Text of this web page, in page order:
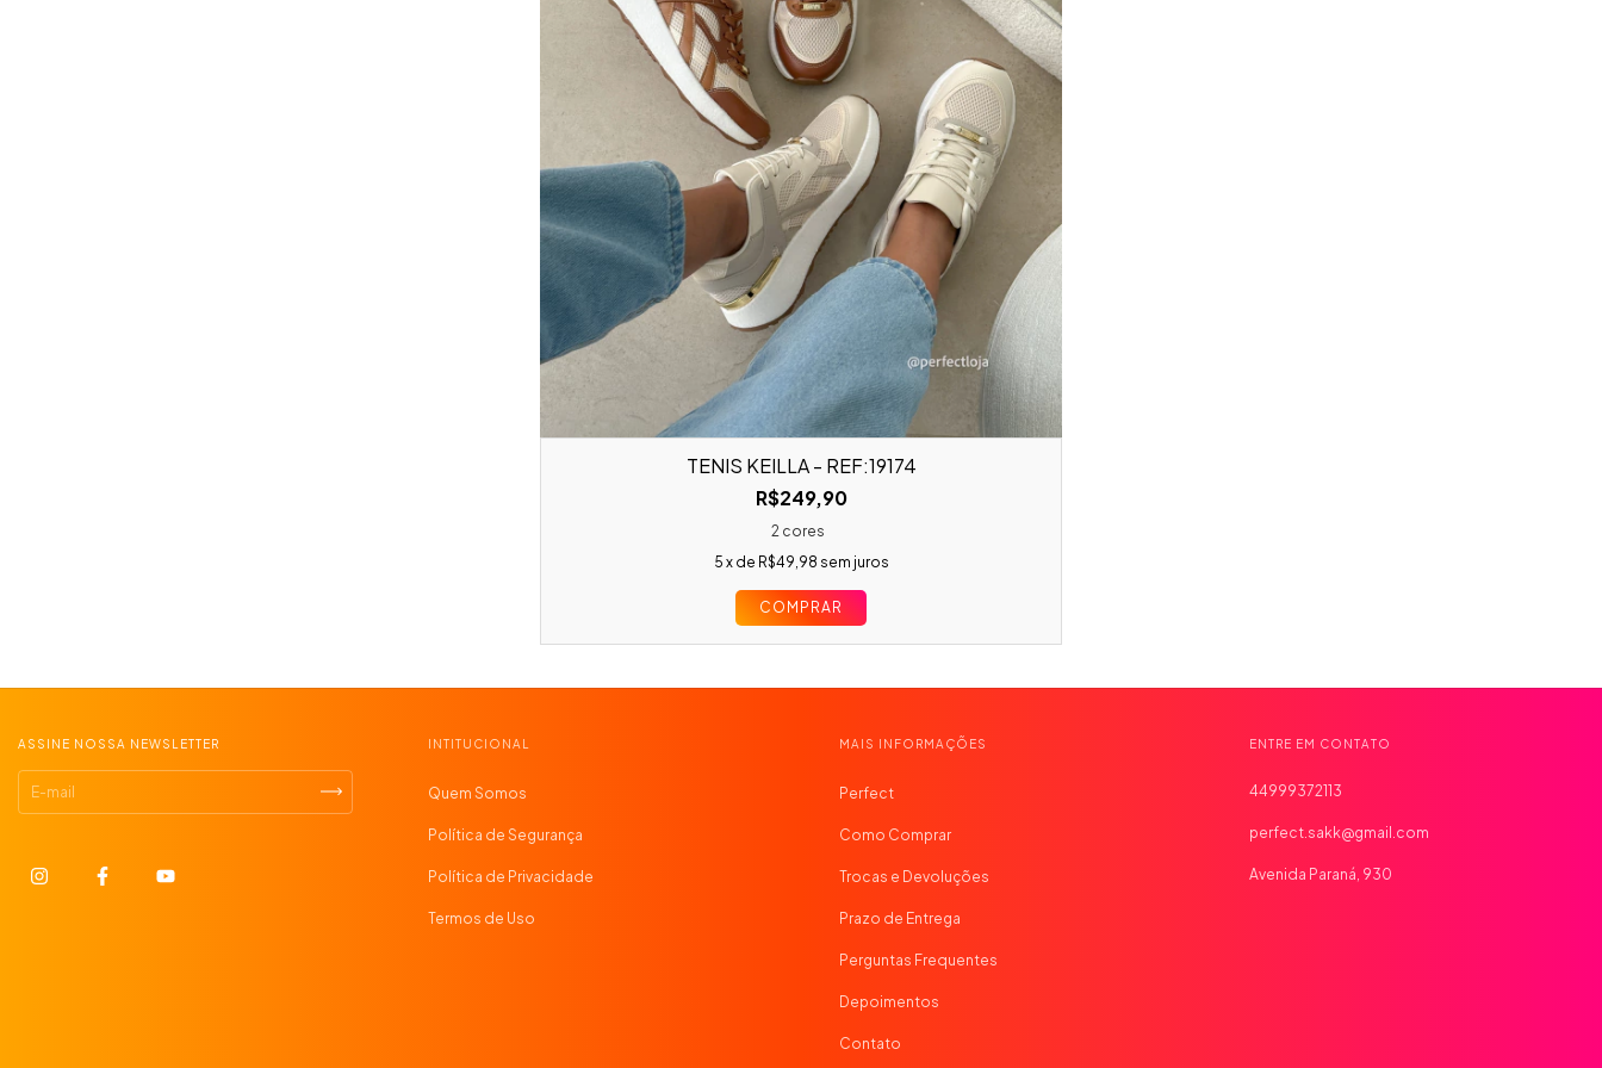
TÊNIS KEILLA - REF:19174
R$249,90
2 cores
5 x de R$49,98 sem juros
COMPRAR
ASSINE NOSSA NEWSLETTER INTITUCIONAL
Quem Somos
Política de Segurança
Política de Privacidade
Termos de Uso
MAIS INFORMAÇÕES
Perfect
Como Comprar
Trocas e Devoluções
Prazo de Entrega
Perguntas Frequentes
Depoimentos
Contato
ENTRE EM CONTATO
44999372113
perfect.sakk@gmail.com
Avenida Paraná, 930